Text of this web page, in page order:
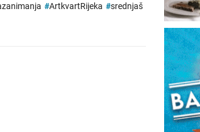
#ArtkvartRijeka #srednjaš